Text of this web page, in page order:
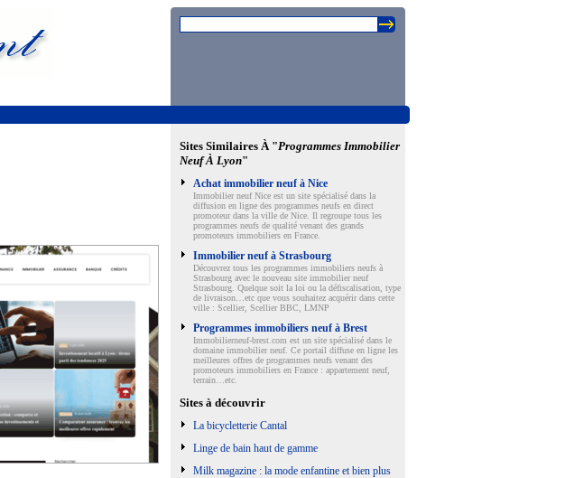
Sites Similaires À "Programmes Immobilier
Neuf À Lyon"
Achat immobilier neuf à Nice
Immobilier neuf Nice est un site spécialisé dans la
diffusion en ligne des programmes neufs en direct
promoteur dans la ville de Nice. Il regroupe tous les
programmes neufs de qualité venant des grands
promoteurs immobiliers en France.
Immobilier neuf à Strasbourg
Découvrez tous les programmes immobiliers neufs à
Strasbourg avec le nouveau site immobilier neuf
Strasbourg. Quelque soit la loi ou la défiscalisation, type
de livraison…etc que vous souhaitez acquérir dans cette
ville : Scellier, Scellier BBC, LMNP
Programmes immobiliers neuf à Brest
Immobilierneuf-brest.com est un site spécialisé dans le
domaine immobilier neuf. Ce portail diffuse en ligne les
meilleures offres de programmes neufs venant des
promoteurs immobiliers en France : appartement neuf,
terrain…etc.
Sites à découvrir
La bicycletterie Cantal
Linge de bain haut de gamme
Milk magazine : la mode enfantine et bien plus